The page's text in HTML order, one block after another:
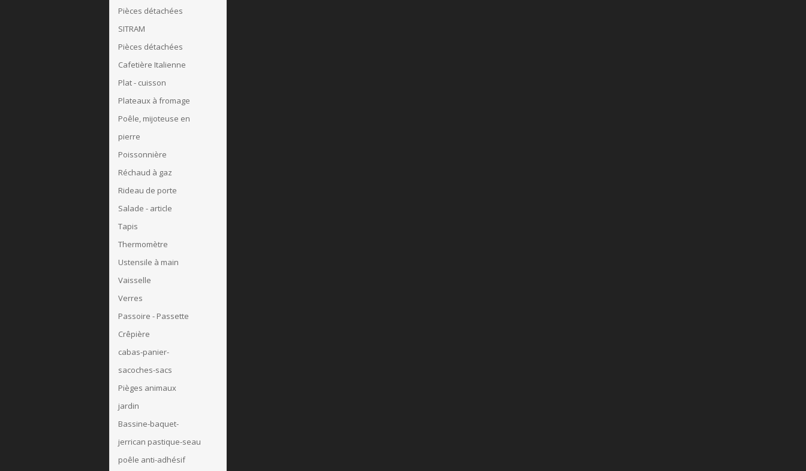
Pièces détachées
SITRAM
Pièces détachées
Cafetière Italienne
Plat - cuisson
Plateaux à fromage
Poêle, mijoteuse en
pierre
Poissonnière
Réchaud à gaz
Rideau de porte
Salade - article
Tapis
Thermomètre
Ustensile à main
Vaisselle
Verres
Passoire - Passette
Crêpière
cabas-panier-
sacoches-sacs
Pièges animaux
jardin
Bassine-baquet-
jerrican pastique-seau
poêle anti-adhésif